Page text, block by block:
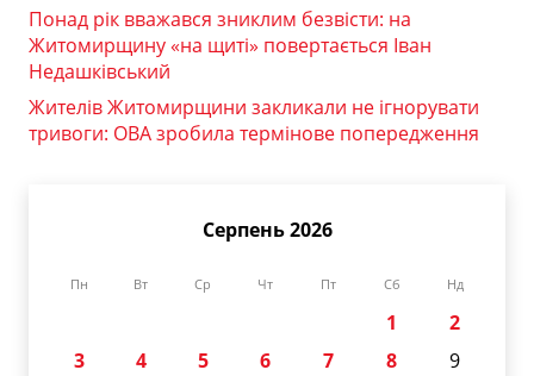
Понад рік вважався зниклим безвісти: на
Житомирщину «на щиті» повертається Іван
Недашківський
Жителів Житомирщини закликали не ігнорувати
тривоги: ОВА зробила термінове попередження
Серпень 2026
Пн Вт Ср Чт Пт Сб Нд
1
2
3
4 5 6 7 8
9